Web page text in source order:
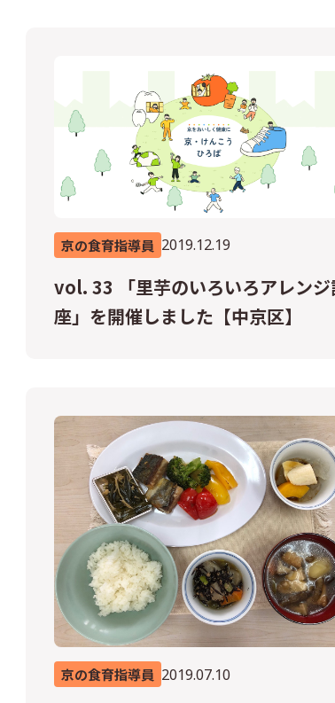
京の食育指導員 2019.12.19
vol. 33 「里芋のいろいろアレンジ講
座」を開催しました【中京区】
京の食育指導員 2019.07.10